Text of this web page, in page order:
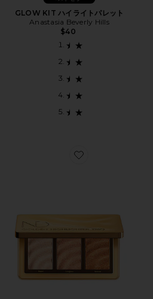
GLOW KIT ハイライトパレット
Anastasia Beverly Hills
$40
Favorite GOLDEN